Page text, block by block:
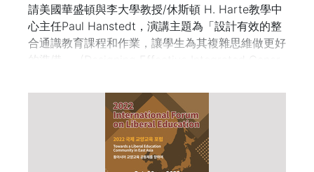
請美國華盛頓與李大學教授/休斯頓 H. Harte教學中
心主任Paul Hanstedt，演講主題為「設計有效的整
合通識教育課程和作業，讓學生為其複雜思維做更好
的準備」 (Designing Effective Integrated Gener
Prepare Students for Complex Thinking)。